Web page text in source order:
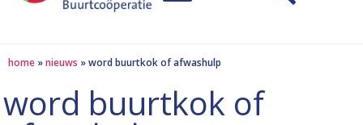
home »nieuws »word buurtkok of afwashulp
word buurtkok of